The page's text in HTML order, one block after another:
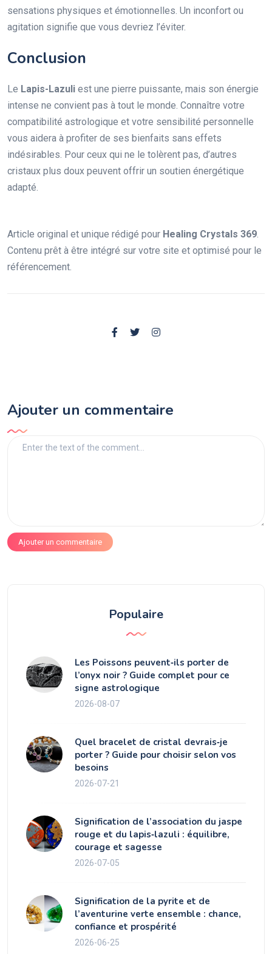
sensations physiques et émotionnelles. Un inconfort ou
agitation signifie que vous devriez l’éviter.
Conclusion
Le Lapis-Lazuli est une pierre puissante, mais son énergie
intense ne convient pas à tout le monde. Connaître votre
compatibilité astrologique et votre sensibilité personnelle
vous aidera à profiter de ses bienfaits sans effets
indésirables. Pour ceux qui ne le tolèrent pas, d’autres
cristaux plus doux peuvent offrir un soutien énergétique
adapté.
Article original et unique rédigé pour Healing Crystals 369
Contenu prêt à être intégré sur votre site et optimisé pour le
référencement.
Ajouter un commentaire
Ajouter un commentaire
Populaire
Les Poissons peuvent‑ils porter de
l’onyx noir ? Guide complet pour ce
signe astrologique
2026-08-07
Quel bracelet de cristal devrais‑je
porter ? Guide pour choisir selon vos
besoins
2026-07-21
Signification de l’association du jaspe
rouge et du lapis‑lazuli : équilibre,
courage et sagesse
2026-07-05
Signification de la pyrite et de
l’aventurine verte ensemble : chance,
confiance et prospérité
2026-06-25